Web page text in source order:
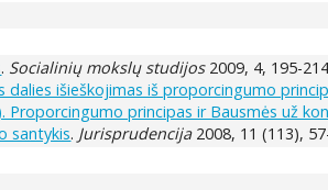
. Socialinių mokslų studijos2009, 4, 195-
išieškojimas iš proporcingumo
principas ir Bausmės už
santykis. Jurisprudencija2008, 11 (113),